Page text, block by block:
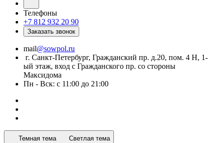
Телефоны
+7 812 932 20 90
Заказать звонок
mail@sowpol.ru
г. Санкт-Петербург, Гражданский пр. д.20, пом. 4 Н, 1-
ый этаж, вход с Гражданского пр. со стороны
Максидома
Пн - Вск: с 11:00 до 21:00
Темная тема Светлая тема